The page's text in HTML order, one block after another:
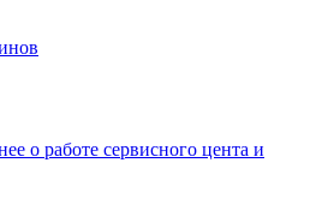
о работе сервисного цента и